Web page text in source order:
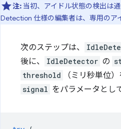
注: 当初、アイドル状態の検出は
Detection 仕様の編集者は、専用のア
次のステップは、
後に、
IdleDetector の
threshold （ミリ秒単位
signal をパラメータとし